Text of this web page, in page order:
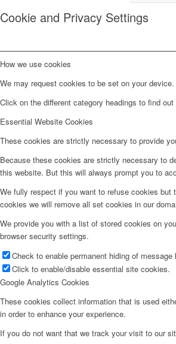
Cookie and Privacy Settings
How we use cookies
We may request cookies to be set on your
Click on the different category headings to find
Essential Website Cookies
These cookies are strictly necessary to provide
Because these cookies are strictly necessary to
this website. But this will always prompt you to
We fully respect if you want to refuse cookies
cookies we will remove all set cookies in our
We provide you with a list of stored cookies on
browser security settings.
Check to enable permanent hiding of
Click to enable/disable essential site cookies.
Google Analytics Cookies
These cookies collect information that is used
in order to enhance your experience.
If you do not want that we track your visit to our